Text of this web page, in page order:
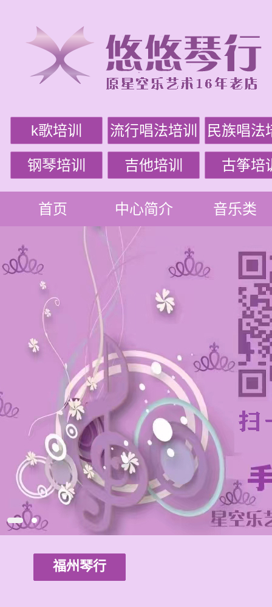
k歌培训 流行唱法培训 民族唱法
钢琴培训 吉他培训 古筝培
首页 中心简介 音乐类
福州琴行